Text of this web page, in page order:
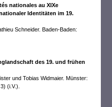
nationales au XIXe
Identitäten im 19.
Schneider. Baden-Baden:
des 19. und frühen
und Tobias Widmaier. Münster:
(i.V.).